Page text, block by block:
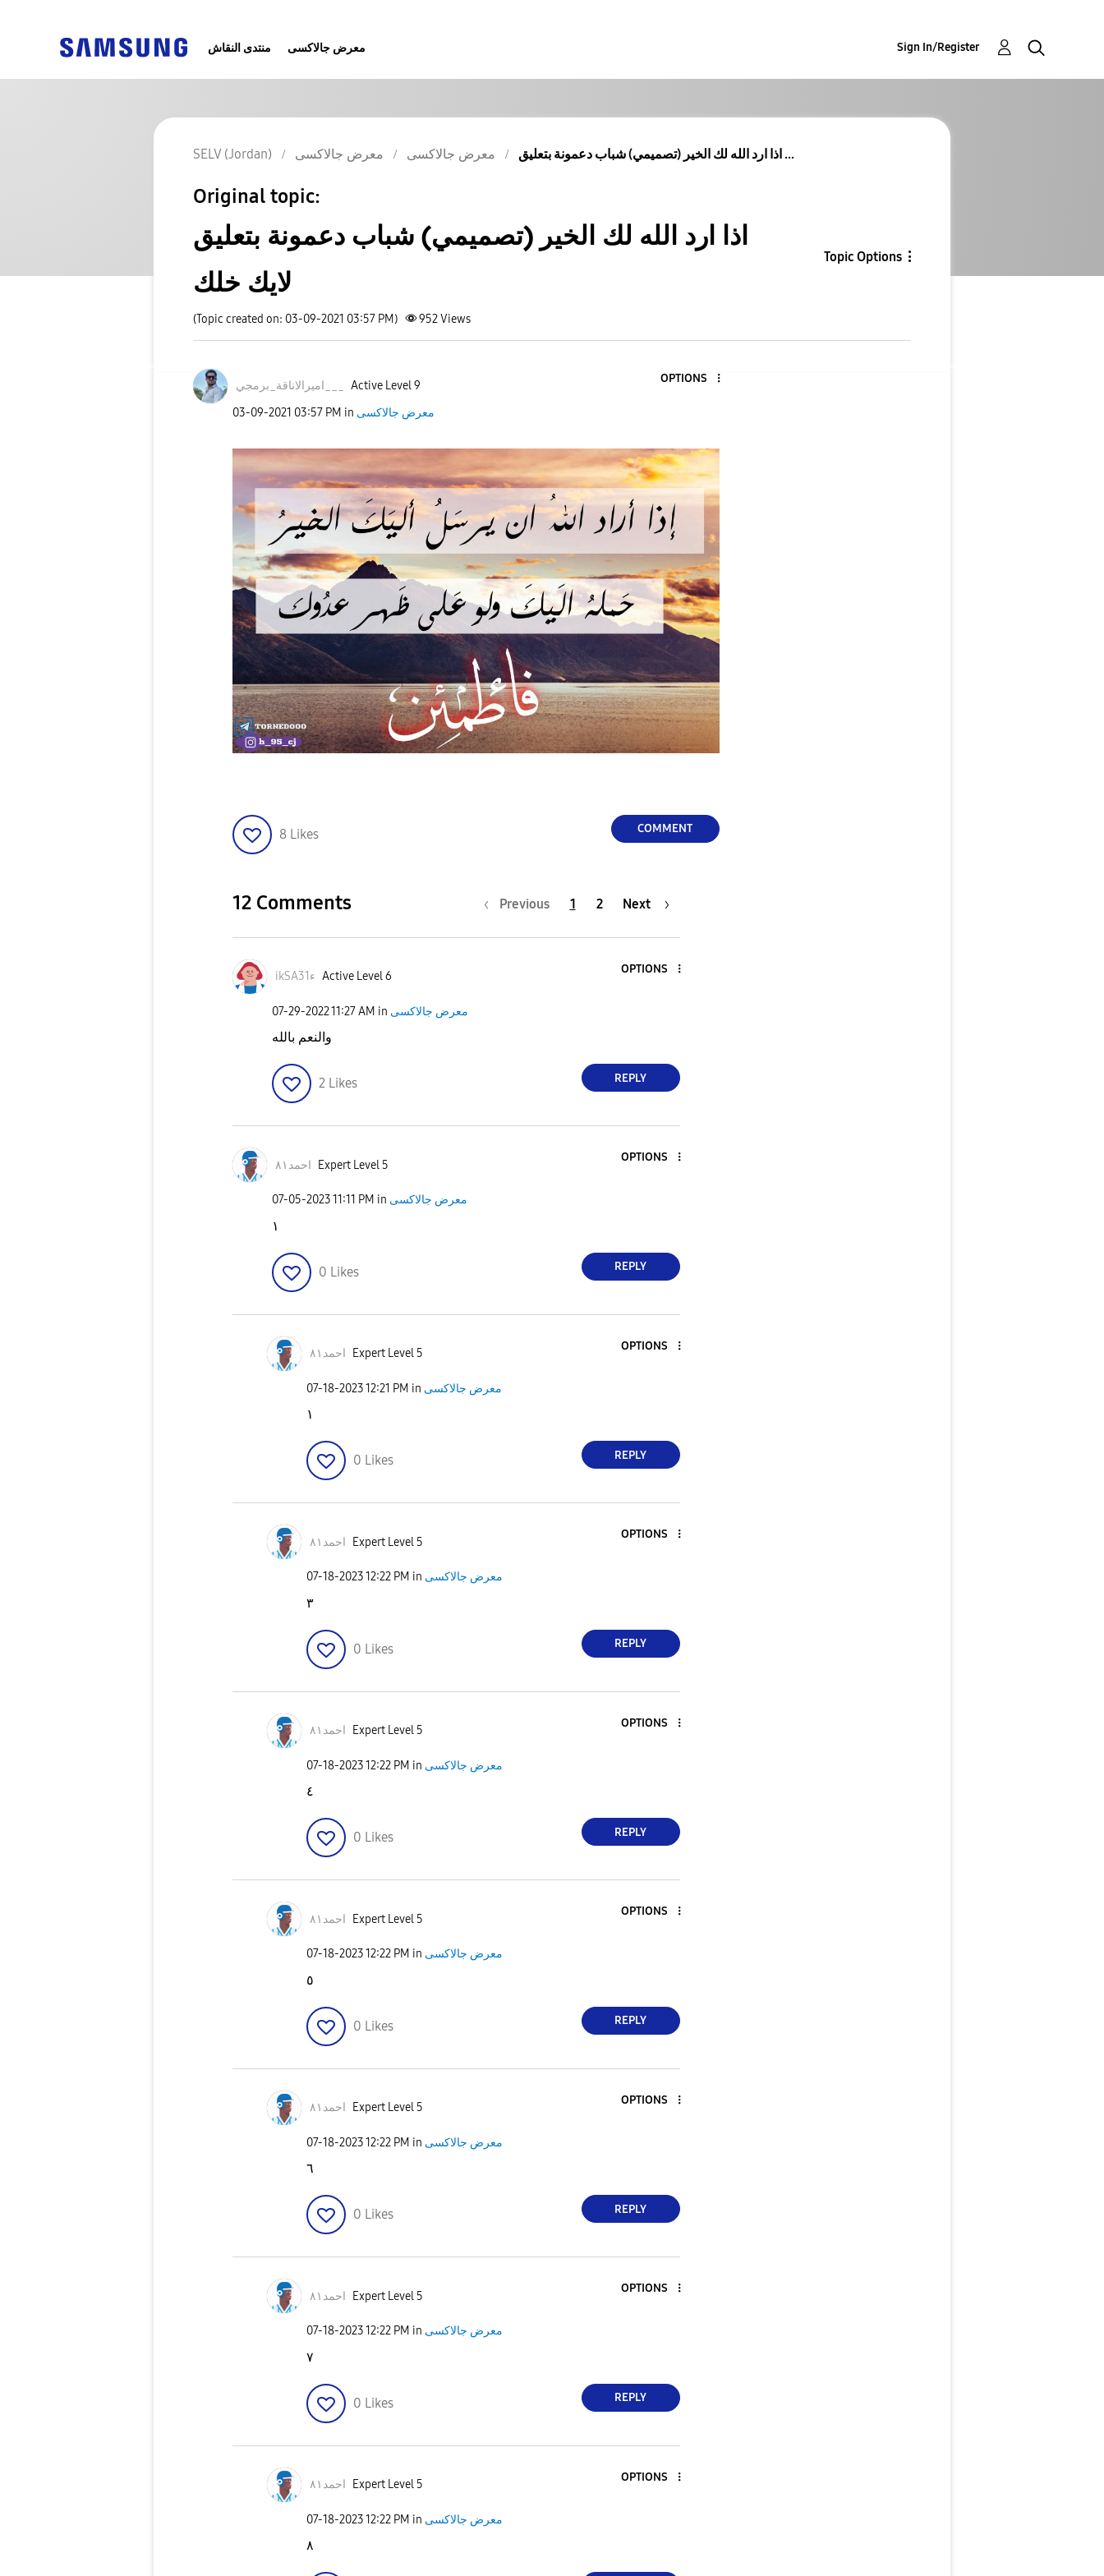
منتدى النقاش معرض جالاكسى Sign In/Register
SELV (Jordan) معرض جالاكسى معرض جالاكسى اذا ارد الله لك الخير (تصميمي) شباب دعمونة بتعليق ...
Original topic:
اذا ارد الله لك الخير (تصميمي) شباب دعمونة بتعليق
لايك خلك
Topic Options
(Topic created on: 03-09-2021 03:57 PM) 952Views
اميرالاناقة_برم Active Level 9
OPTIONS
‎03-09-2021 03:57 PM in معرض جالاكسى
8 Likes COMMENT
12 Comments Previous 1 2 Next
ikSA31ء Active Level 6
OPTIONS
‎07-29-202211:27 AM in معرض جالاكسى
والنعم بالله
2 Likes REPLY
احمد٨١ Expert Level 5
OPTIONS
‎07-05-202311:11 PM in معرض جالاكسى
١
0 Likes REPLY
احمد٨١ Expert Level 5
OPTIONS
‎07-18-202312:21 PM in معرض جالاكسى
١
0 Likes REPLY
احمد٨١ Expert Level 5
OPTIONS
‎07-18-202312:22 PM in معرض جالاكسى
٣
0 Likes REPLY
احمد٨١ Expert Level 5
OPTIONS
‎07-18-202312:22 PM in معرض جالاكسى
٤
0 Likes REPLY
احمد٨١ Expert Level 5
OPTIONS
‎07-18-202312:22 PM in معرض جالاكسى
٥
0 Likes REPLY
احمد٨١ Expert Level 5
OPTIONS
‎07-18-202312:22 PM in معرض جالاكسى
٦
0 Likes REPLY
احمد٨١ Expert Level 5
OPTIONS
‎07-18-202312:22 PM in معرض جالاكسى
٧
0 Likes REPLY
احمد٨١ Expert Level 5
OPTIONS
‎07-18-202312:22 PM in معرض جالاكسى
٨